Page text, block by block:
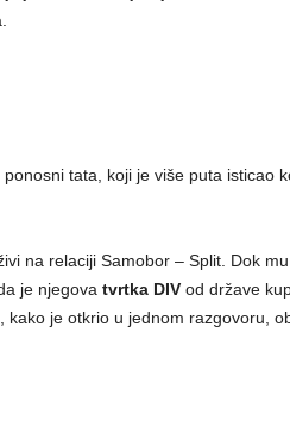
tata, koji je više puta isticao
na relaciji Samobor – Split. Dok
je njegova tvrtka DIVod države
kako je otkrio u jednom razgovoru,